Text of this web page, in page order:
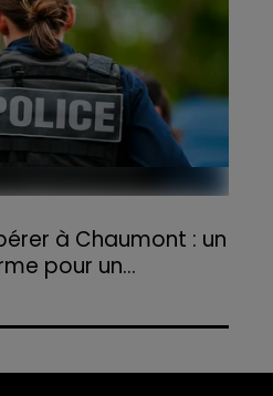
à Chaumont : un
pour un...
permis et la confiscation